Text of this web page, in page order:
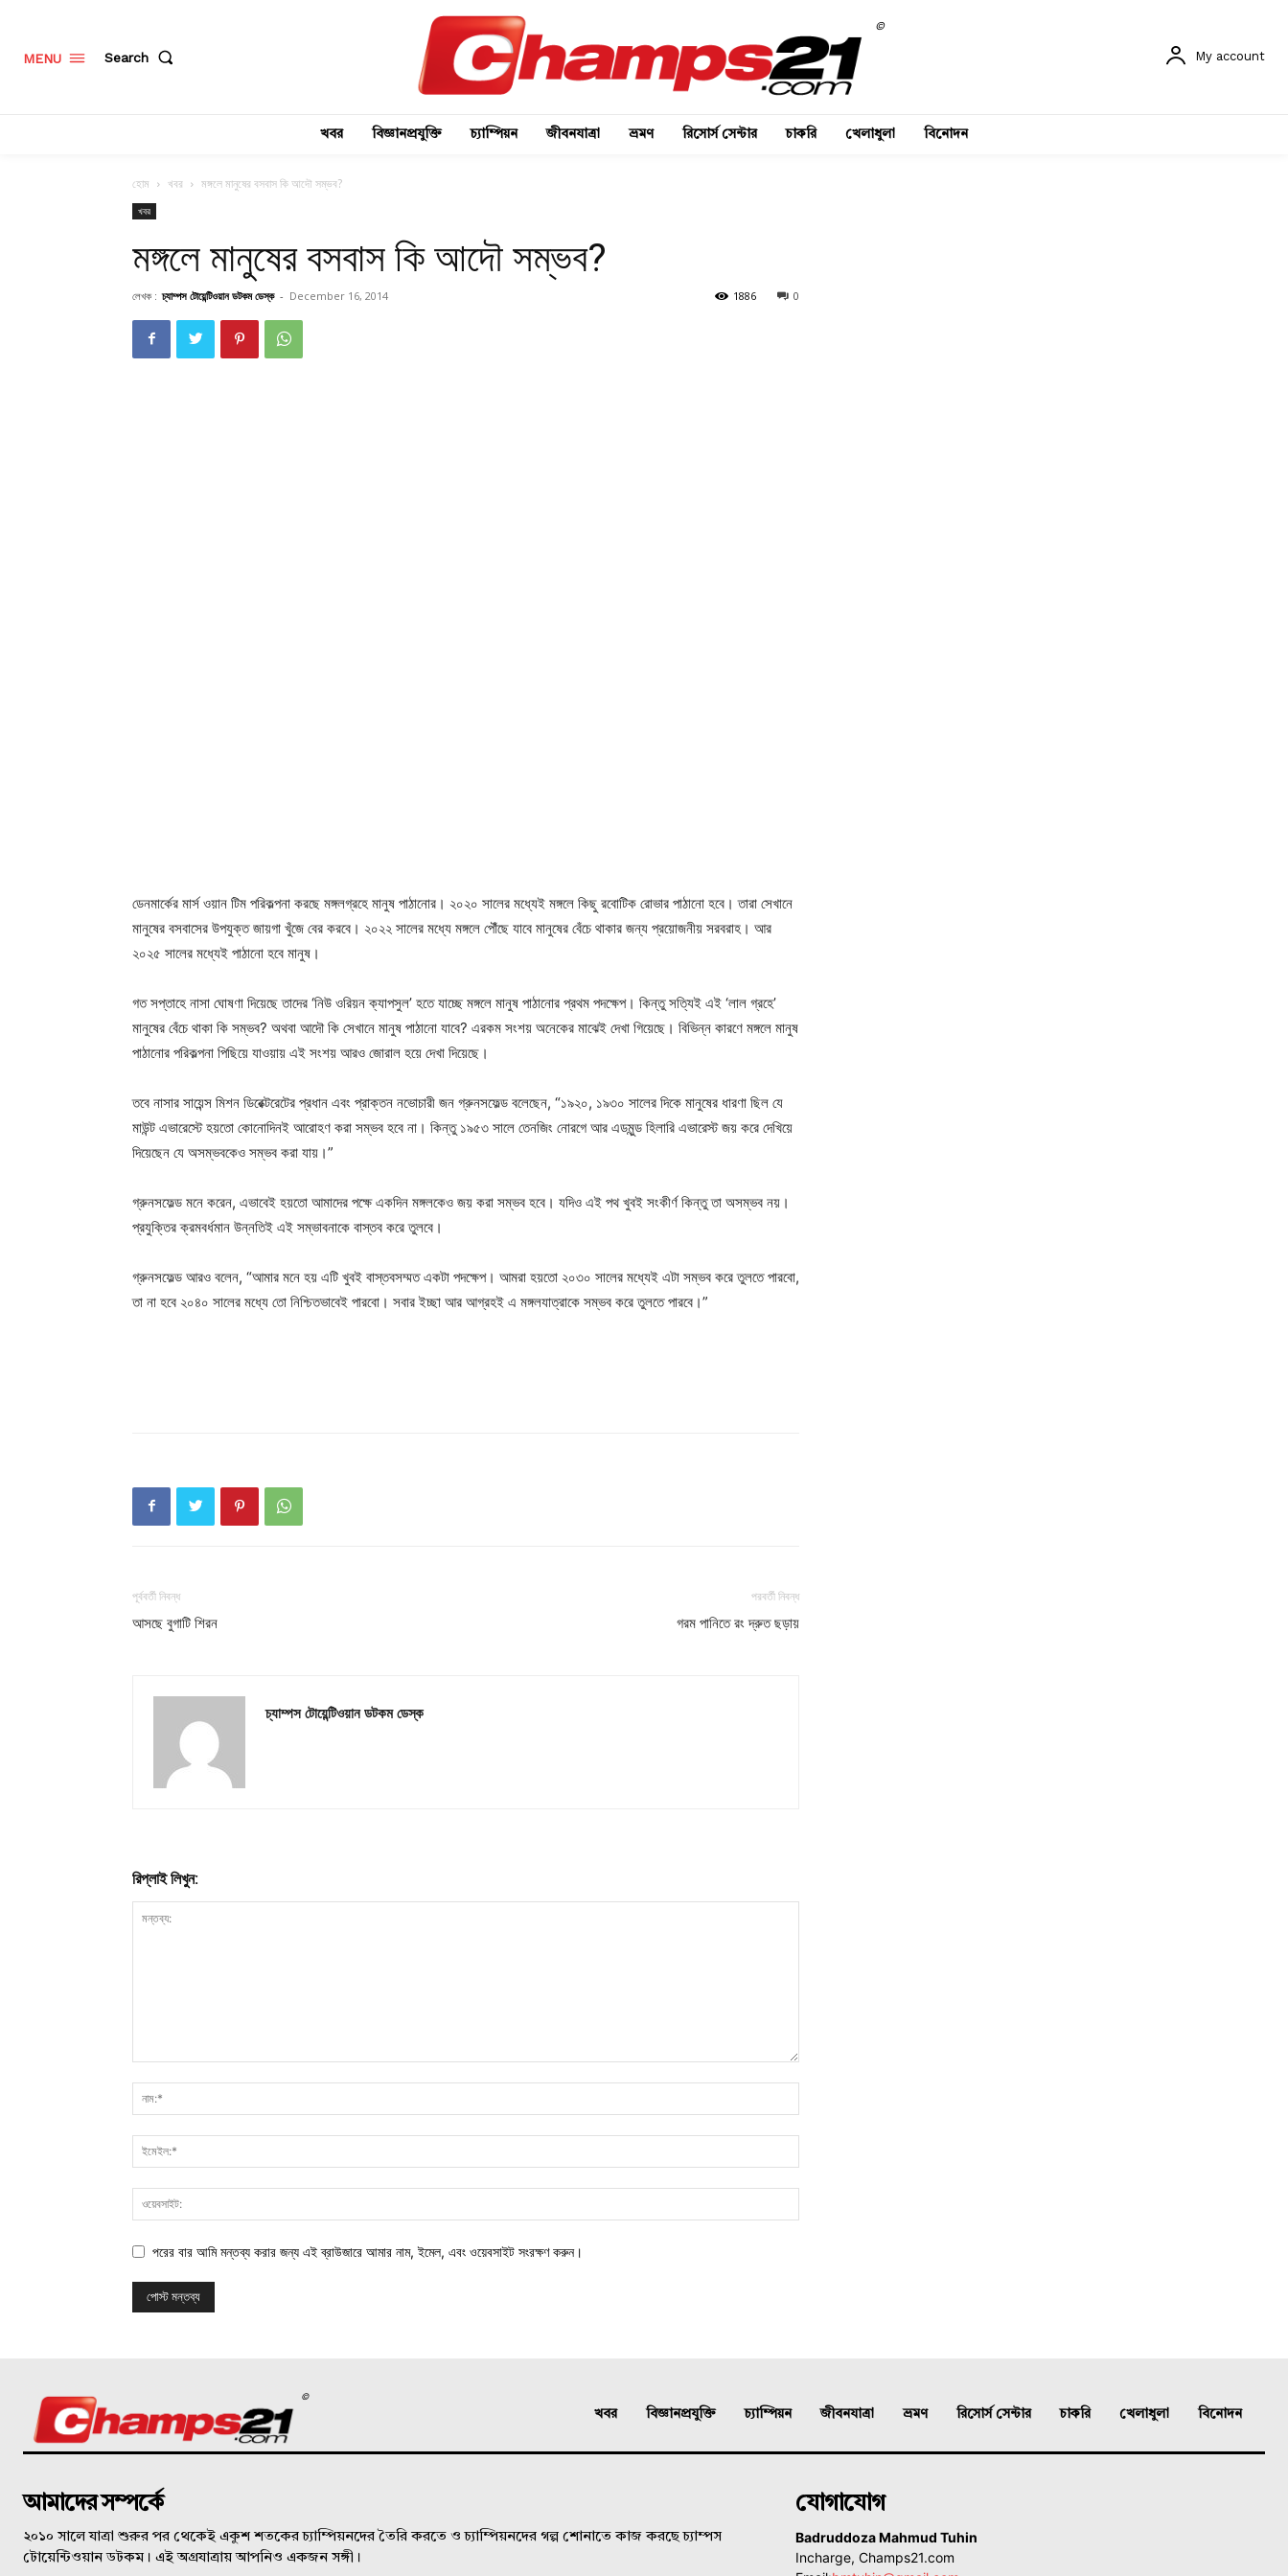
Company
MENU Search
©
My account
খবর বিজ্ঞানপ্রযুক্তি চ্যাম্পিয়ন জীবনযাত্রা ভ্রমণ রিসোর্স সেন্টার চাকরি খেলাধুলা বিনোদন
হোম খবর মঙ্গলে মানুষের বসবাস কি আদৌ সম্ভব?
খবর
মঙ্গলে মানুষের বসবাস কি আদৌ সম্ভব?
লেখক : চ্যাম্পস টোয়েন্টিওয়ান ডটকম ডেস্ক - December 16, 2014 0
1886
ডেনমার্কের মার্স ওয়ান টিম পরিকল্পনা করছে মঙ্গলগ্রহে মানুষ পাঠানোর। ২০২০ সালের মধ্যেই মঙ্গলে কিছু রবোটিক রোভার পাঠানো হবে। তারা সেখানে
মানুষের বসবাসের উপযুক্ত জায়গা খুঁজে বের করবে। ২০২২ সালের মধ্যে মঙ্গলে পৌঁছে যাবে মানুষের বেঁচে থাকার জন্য প্রয়োজনীয় সরবরাহ। আর
২০২৫ সালের মধ্যেই পাঠানো হবে মানুষ।
গত সপ্তাহে নাসা ঘোষণা দিয়েছে তাদের ‘নিউ ওরিয়ন ক্যাপসুল’ হতে যাচ্ছে মঙ্গলে মানুষ পাঠানোর প্রথম পদক্ষেপ। কিন্তু সত্যিই এই ‘লাল গ্রহে’
মানুষের বেঁচে থাকা কি সম্ভব? অথবা আদৌ কি সেখানে মানুষ পাঠানো যাবে? এরকম সংশয় অনেকের মাঝেই দেখা গিয়েছে। বিভিন্ন কারণে মঙ্গলে মানুষ
পাঠানোর পরিকল্পনা পিছিয়ে যাওয়ায় এই সংশয় আরও জোরাল হয়ে দেখা দিয়েছে।
তবে নাসার সায়েন্স মিশন ডিরেক্টরেটের প্রধান এবং প্রাক্তন নভোচারী জন গ্রুনসফেল্ড বলেছেন, “১৯২০, ১৯৩০ সালের দিকে মানুষের ধারণা ছিল যে
মাউন্ট এভারেস্টে হয়তো কোনোদিনই আরোহণ করা সম্ভব হবে না। কিন্তু ১৯৫৩ সালে তেনজিং নোরগে আর এডমুন্ড হিলারি এভারেস্ট জয় করে দেখিয়ে
দিয়েছেন যে অসম্ভবকেও সম্ভব করা যায়।”
গ্রুনসফেল্ড মনে করেন, এভাবেই হয়তো আমাদের পক্ষে একদিন মঙ্গলকেও জয় করা সম্ভব হবে। যদিও এই পথ খুবই সংকীর্ণ কিন্তু তা অসম্ভব নয়।
প্রযুক্তির ক্রমবর্ধমান উন্নতিই এই সম্ভাবনাকে বাস্তব করে তুলবে।
গ্রুনসফেল্ড আরও বলেন, “আমার মনে হয় এটি খুবই বাস্তবসম্মত একটা পদক্ষেপ। আমরা হয়তো ২০৩০ সালের মধ্যেই এটা সম্ভব করে তুলতে পারবো,
তা না হবে ২০৪০ সালের মধ্যে তো নিশ্চিতভাবেই পারবো। সবার ইচ্ছা আর আগ্রহই এ মঙ্গলযাত্রাকে সম্ভব করে তুলতে পারবে।”
পূর্ববর্তী নিবন্ধ
আসছে বুগাটি শিরন
পরবর্তী নিবন্ধ
গরম পানিতে রং দ্রুত ছড়ায়
চ্যাম্পস টোয়েন্টিওয়ান ডটকম ডেস্ক
রিপ্লাই লিখুন:
পরের বার আমি মন্তব্য করার জন্য এই ব্রাউজারে আমার নাম, ইমেল, এবং ওয়েবসাইট সংরক্ষণ করুন।
©
খবর বিজ্ঞানপ্রযুক্তি চ্যাম্পিয়ন জীবনযাত্রা ভ্রমণ রিসোর্স সেন্টার চাকরি খেলাধুলা বিনোদন
আমাদের সম্পর্কে
২০১০ সালে যাত্রা শুরুর পর থেকেই একুশ শতকের চ্যাম্পিয়নদের তৈরি করতে ও চ্যাম্পিয়নদের গল্প শোনাতে কাজ করছে চ্যাম্পস
টোয়েন্টিওয়ান ডটকম। এই অগ্রযাত্রায় আপনিও একজন সঙ্গী।
যোগাযোগ
Badruddoza Mahmud Tuhin
Incharge, Champs21.com